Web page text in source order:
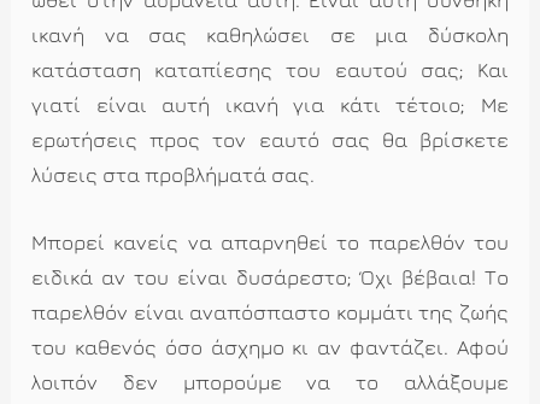
ικανή να σας καθηλώσει σε μια δύσκολη
κατάσταση καταπίεσης του εαυτού σας; Και
γιατί είναι αυτή ικανή για κάτι τέτοιο; Με
ερωτήσεις προς τον εαυτό σας θα βρίσκετε
λύσεις στα προβλήματά σας.
Μπορεί κανείς να απαρνηθεί το παρελθόν του
ειδικά αν του είναι δυσάρεστο; Όχι βέβαια! Το
παρελθόν είναι αναπόσπαστο κομμάτι της ζωής
του καθενός όσο άσχημο κι αν φαντάζει. Αφού
λοιπόν δεν μπορούμε να το αλλάξουμε